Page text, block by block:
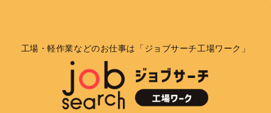
連絡や業務のご案内やご質問に対する回答として、電
子メールや資料のご送付に利用いたします。
個人情報の第三者への開示・提供の禁止
工場・軽作業などのお仕事は「ジョブサーチ工場ワーク」